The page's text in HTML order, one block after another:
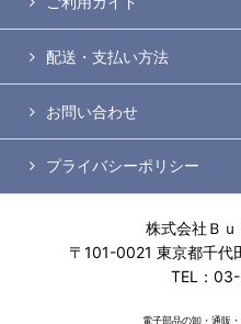
配送・支払い方法
お問い合わせ
プライバシーポリシー
株式会社Ｂｕ
〒101-0021 東京都千代
TEL：
電子部品の卸・通販